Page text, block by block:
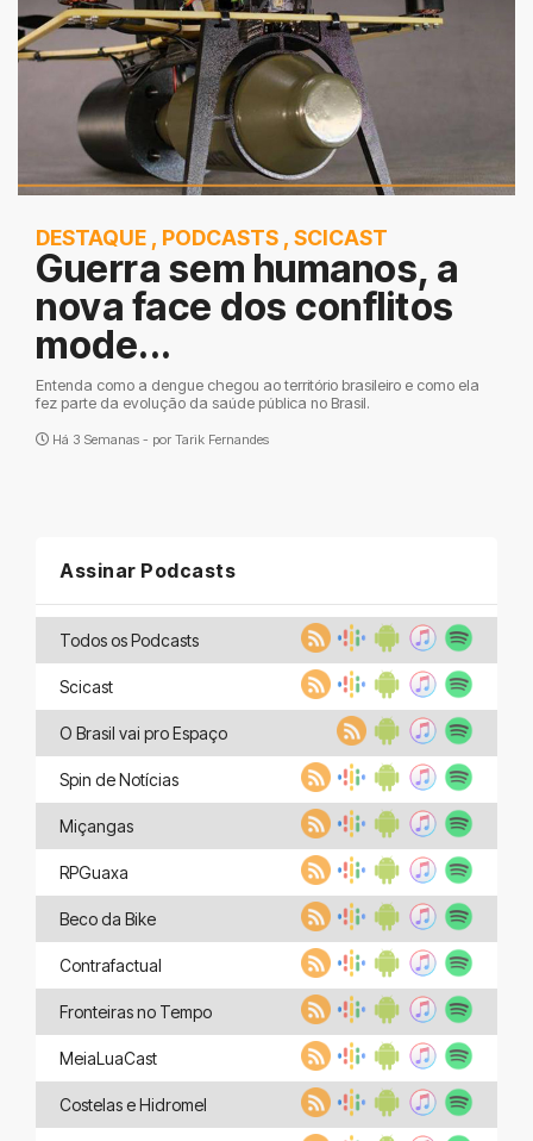
DESTAQUE , PODCASTS , SCICAST
Guerra sem humanos, a
nova face dos conflitos
mode...
Entenda como a dengue chegou ao território brasileiro e como ela
fez parte da evolução da saúde pública no Brasil.
Há 3 Semanas - por Tarik Fernandes
Assinar Podcasts
Todos os Podcasts
Scicast
O Brasil vai pro Espaço
Spin de Notícias
Miçangas
RPGuaxa
Beco da Bike
Contrafactual
Fronteiras no Tempo
MeiaLuaCast
Costelas e Hidromel